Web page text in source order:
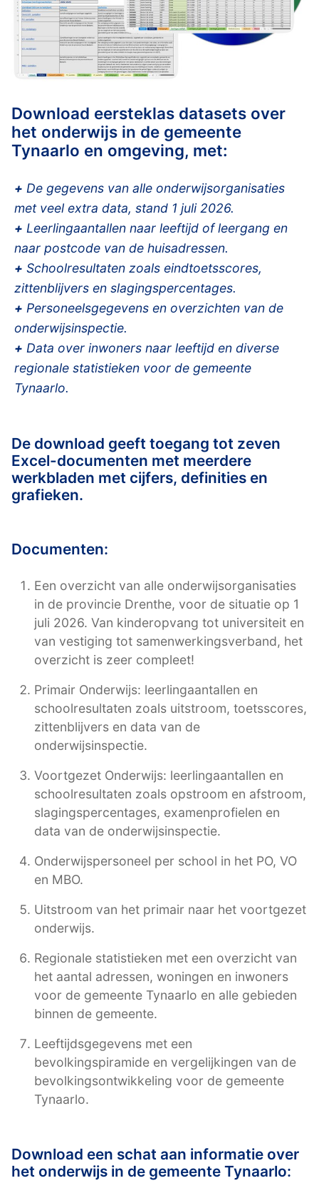
Download eersteklas datasets over
het onderwijs in de gemeente
Tynaarlo en omgeving, met:
+ De gegevens van alle onderwijsorganisaties
met veel extra data, stand 1 juli 2026.
+ Leerlingaantallen naar leeftijd of leergang en
naar postcode van de huisadressen.
+ Schoolresultaten zoals eindtoetsscores,
zittenblijvers en slagingspercentages.
+ Personeelsgegevens en overzichten van de
onderwijsinspectie.
+ Data over inwoners naar leeftijd en diverse
regionale statistieken voor de gemeente
Tynaarlo.
De download geeft toegang tot zeven
Excel-documenten met meerdere
werkbladen met cijfers, definities en
grafieken.
Documenten:
Een overzicht van alle onderwijsorganisaties
in de provincie Drenthe, voor de situatie op 1
juli 2026. Van kinderopvang tot universiteit en
van vestiging tot samenwerkingsverband, het
overzicht is zeer compleet!
Primair Onderwijs: leerlingaantallen en
schoolresultaten zoals uitstroom, toetsscores,
zittenblijvers en data van de
onderwijsinspectie.
Voortgezet Onderwijs: leerlingaantallen en
schoolresultaten zoals opstroom en afstroom,
slagingspercentages, examenprofielen en
data van de onderwijsinspectie.
Onderwijspersoneel per school in het PO, VO
en MBO.
Uitstroom van het primair naar het voortgezet
onderwijs.
Regionale statistieken met een overzicht van
het aantal adressen, woningen en inwoners
voor de gemeente Tynaarlo en alle gebieden
binnen de gemeente.
Leeftijdsgegevens met een
bevolkingspiramide en vergelijkingen van de
bevolkingsontwikkeling voor de gemeente
Tynaarlo.
Download een schat aan informatie over
het onderwijs in de gemeente Tynaarlo: